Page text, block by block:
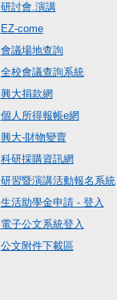
研討會.演講
EZ-come
會議場地查詢
全校會議查詢系統
興大捐款網
個人所得報帳e網
興大-財物變賣
科研採購資訊網
研習暨演講活動報名系統
生活助學金申請 - 登入
電子公文系統登入
公文附件下載區